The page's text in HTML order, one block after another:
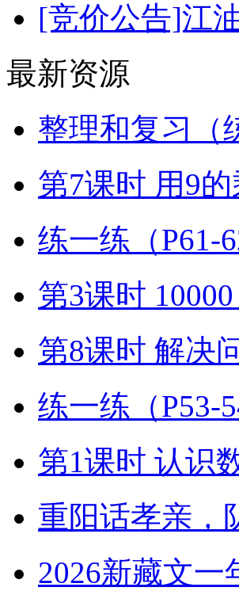
[竞价公告]江
最新资源
整理和复习（
第7课时 用9
练一练（P61-
第3课时
第8课时 解决
练一练（P53-
第1课时 认识
重阳话孝亲，
2026新藏文一